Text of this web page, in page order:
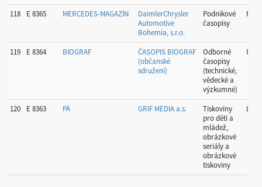
118 E 8365 MERCEDES-MAGAZÍN
DaimlerChrysler
Automotive
Bohemia, s.r.o.
Podnikové
časopisy
119 E 8364 BIOGRAF
ČASOPIS BIOGRAF
(občanské
sdružení)
Odborné
časopisy
(technické,
vědecké a
výzkumné)
120 E 8363 PÁ GRIF MEDIA a.s.
Tiskoviny
pro děti a
mládež,
obrázkové
seriály a
obrázkové
tiskoviny